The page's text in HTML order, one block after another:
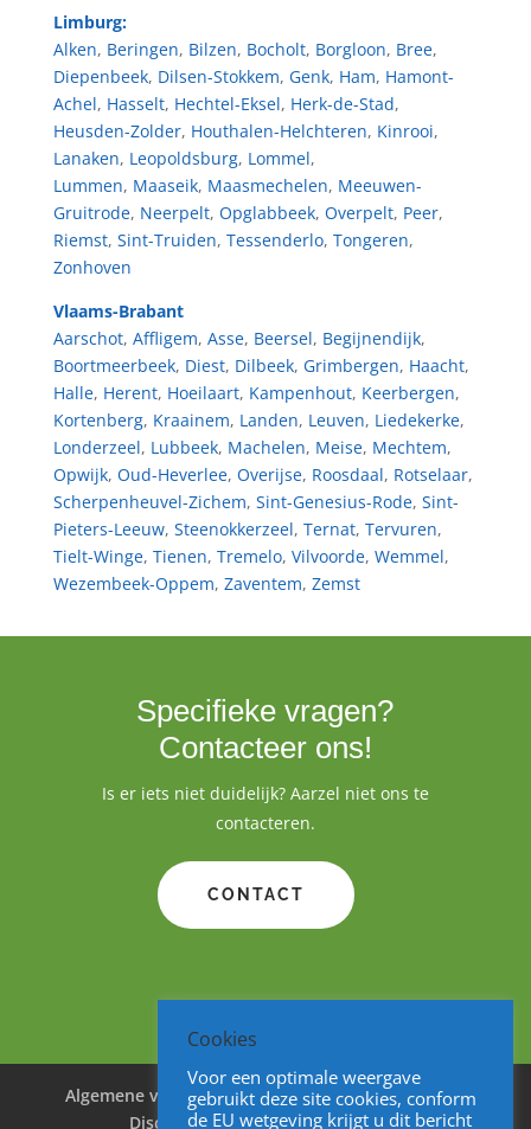
Limburg:
Alken, Beringen, Bilzen, Bocholt, Borgloon, Bree,
Diepenbeek, Dilsen-Stokkem, Genk, Ham, Hamont-
Achel, Hasselt, Hechtel-Eksel, Herk-de-Stad,
Heusden-Zolder, Houthalen-Helchteren, Kinrooi,
Lanaken, Leopoldsburg, Lommel,
Lummen, Maaseik, Maasmechelen, Meeuwen-
Gruitrode, Neerpelt, Opglabbeek, Overpelt, Peer,
Riemst, Sint-Truiden, Tessenderlo, Tongeren,
Zonhoven
Vlaams-Brabant
Aarschot, Affligem, Asse, Beersel, Begijnendijk,
Boortmeerbeek, Diest, Dilbeek, Grimbergen, Haacht,
Halle, Herent, Hoeilaart, Kampenhout, Keerbergen,
Kortenberg, Kraainem, Landen, Leuven, Liedekerke,
Londerzeel, Lubbeek, Machelen, Meise, Mechtem,
Opwijk, Oud-Heverlee, Overijse, Roosdaal, Rotselaar,
Scherpenheuvel-Zichem, Sint-Genesius-Rode, Sint-
Pieters-Leeuw, Steenokkerzeel, Ternat, Tervuren,
Tielt-Winge, Tienen, Tremelo, Vilvoorde, Wemmel,
Wezembeek-Oppem, Zaventem, Zemst
Specifieke vragen?
Contacteer ons!
Is er iets niet duidelijk? Aarzel niet ons te
contacteren.
CONTACT
Algemene voorwaarden Cookies
Privacy
Disclaimer
Sitemap V&A
Cookies
Voor een optimale weergave
gebruikt deze site cookies, conform
de EU wetgeving krijgt u dit bericht